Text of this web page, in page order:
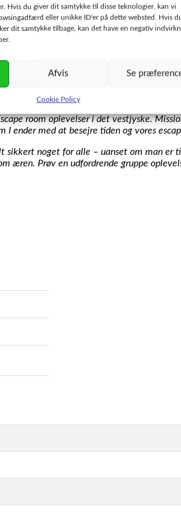
Hvis du giver dit samtykke til disse teknologier, kan vi
eller unikke ID'er på dette websted. Hvis
dit samtykke tilbage, kan det have en negativ
Afvis Se
Cookie Policy
room oplevelser i det vestjyske.
ender med at besejre tiden og vores
noget for alle – uanset om man
æren. Prøv en udfordrende gruppe